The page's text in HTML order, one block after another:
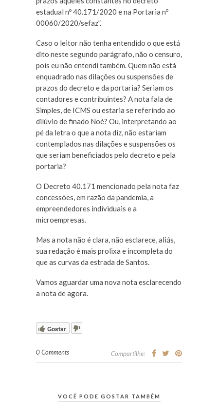
estadual nº 40.171/2020 e na Portaria nº
00060/2020/sefaz”.
Caso o leitor não tenha entendido o que está
dito neste segundo parágrafo, não o censuro,
pois eu não entendi também. Quem não está
enquadrado nas dilações ou suspensões de
prazos do decreto e da portaria? Seriam os
contadores e contribuintes? A nota fala de
Simples, de ICMS ou estaria se referindo ao
dilúvio de finado Noé? Ou, interpretando ao
pé da letra o que a nota diz, não estariam
contemplados nas dilações e suspensões os
que seriam beneficiados pelo decreto e pela
portaria?
O Decreto 40.171 mencionado pela nota faz
concessões, em razão da pandemia, a
empreendedores individuais e a
microempresas.
Mas a nota não é clara, não esclarece, aliás,
sua redação é mais prolixa e incompleta do
que as curvas da estrada de Santos.
Vamos aguardar uma nova nota esclarecendo
a nota de agora.
Gostar
0 Comments Compartilhe:
VOCÊ PODE GOSTAR TAMBÉM